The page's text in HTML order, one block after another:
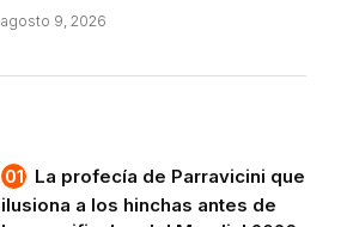
agosto 9, 2026
La profecía de Parravicini que
ilusiona a los hinchas antes de